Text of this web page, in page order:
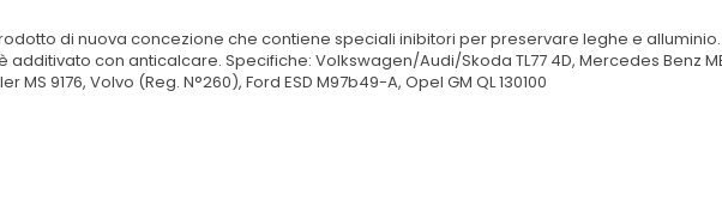
di nuova concezione che contiene speciali inibitori per preservare leghe e
con anticalcare. Specifiche: Volkswagen/Audi/Skoda TL77 4D, Mercedes Benz
MS 9176, Volvo (Reg. N°260), Ford ESD M97b49-A, Opel GM QL 130100